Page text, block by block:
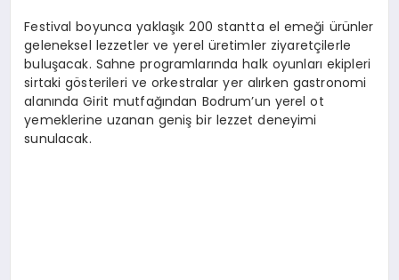
Festival boyunca yaklaşık 200 stantta el emeği ürünler
geleneksel lezzetler ve yerel üretimler ziyaretçilerle
buluşacak. Sahne programlarında halk oyunları ekipleri
sirtaki gösterileri ve orkestralar yer alırken gastronomi
alanında Girit mutfağından Bodrum’un yerel ot
yemeklerine uzanan geniş bir lezzet deneyimi
sunulacak.